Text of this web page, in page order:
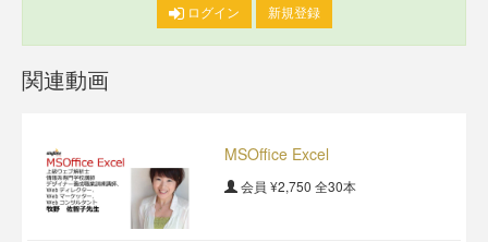
ログイン 新規登録
関連動画
MSOffice Excel
会員 ¥2,750 全30本